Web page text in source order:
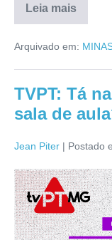
Leia mais
Arquivado em:
TVPT: Tá
sala de
Jean Piter | Postado